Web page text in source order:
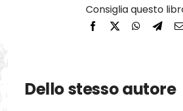
Dello stesso autore